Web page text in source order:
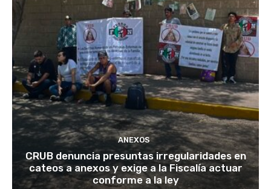
ANEXOS
CRUB denuncia presuntas irregularidades en
cateos a anexos y exige a la Fiscalía actuar
conforme a la ley